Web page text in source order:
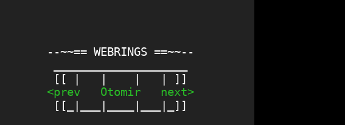
--~~== WEBRINGS ==~~--
<prev
Otomir
next>
[[_|___|____|___|_]]